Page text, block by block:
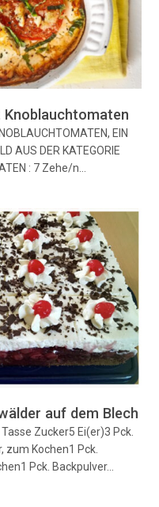
EIN
AUS DER KATEGORIE
: 7 Zehe/n…
auf dem Blech
Zucker5 Ei(er)3 Pck.
zum Kochen1 Pck.
Pck. Backpulver…